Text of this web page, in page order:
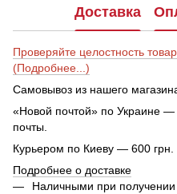
Доставка
Проверяйте целостность
(Подробнее...)
Самовывоз из нашего
«Новой почтой» по Украине
почты.
Курьером по Киеву — 600 грн.
Подробнее о доставке
Наличными при получении